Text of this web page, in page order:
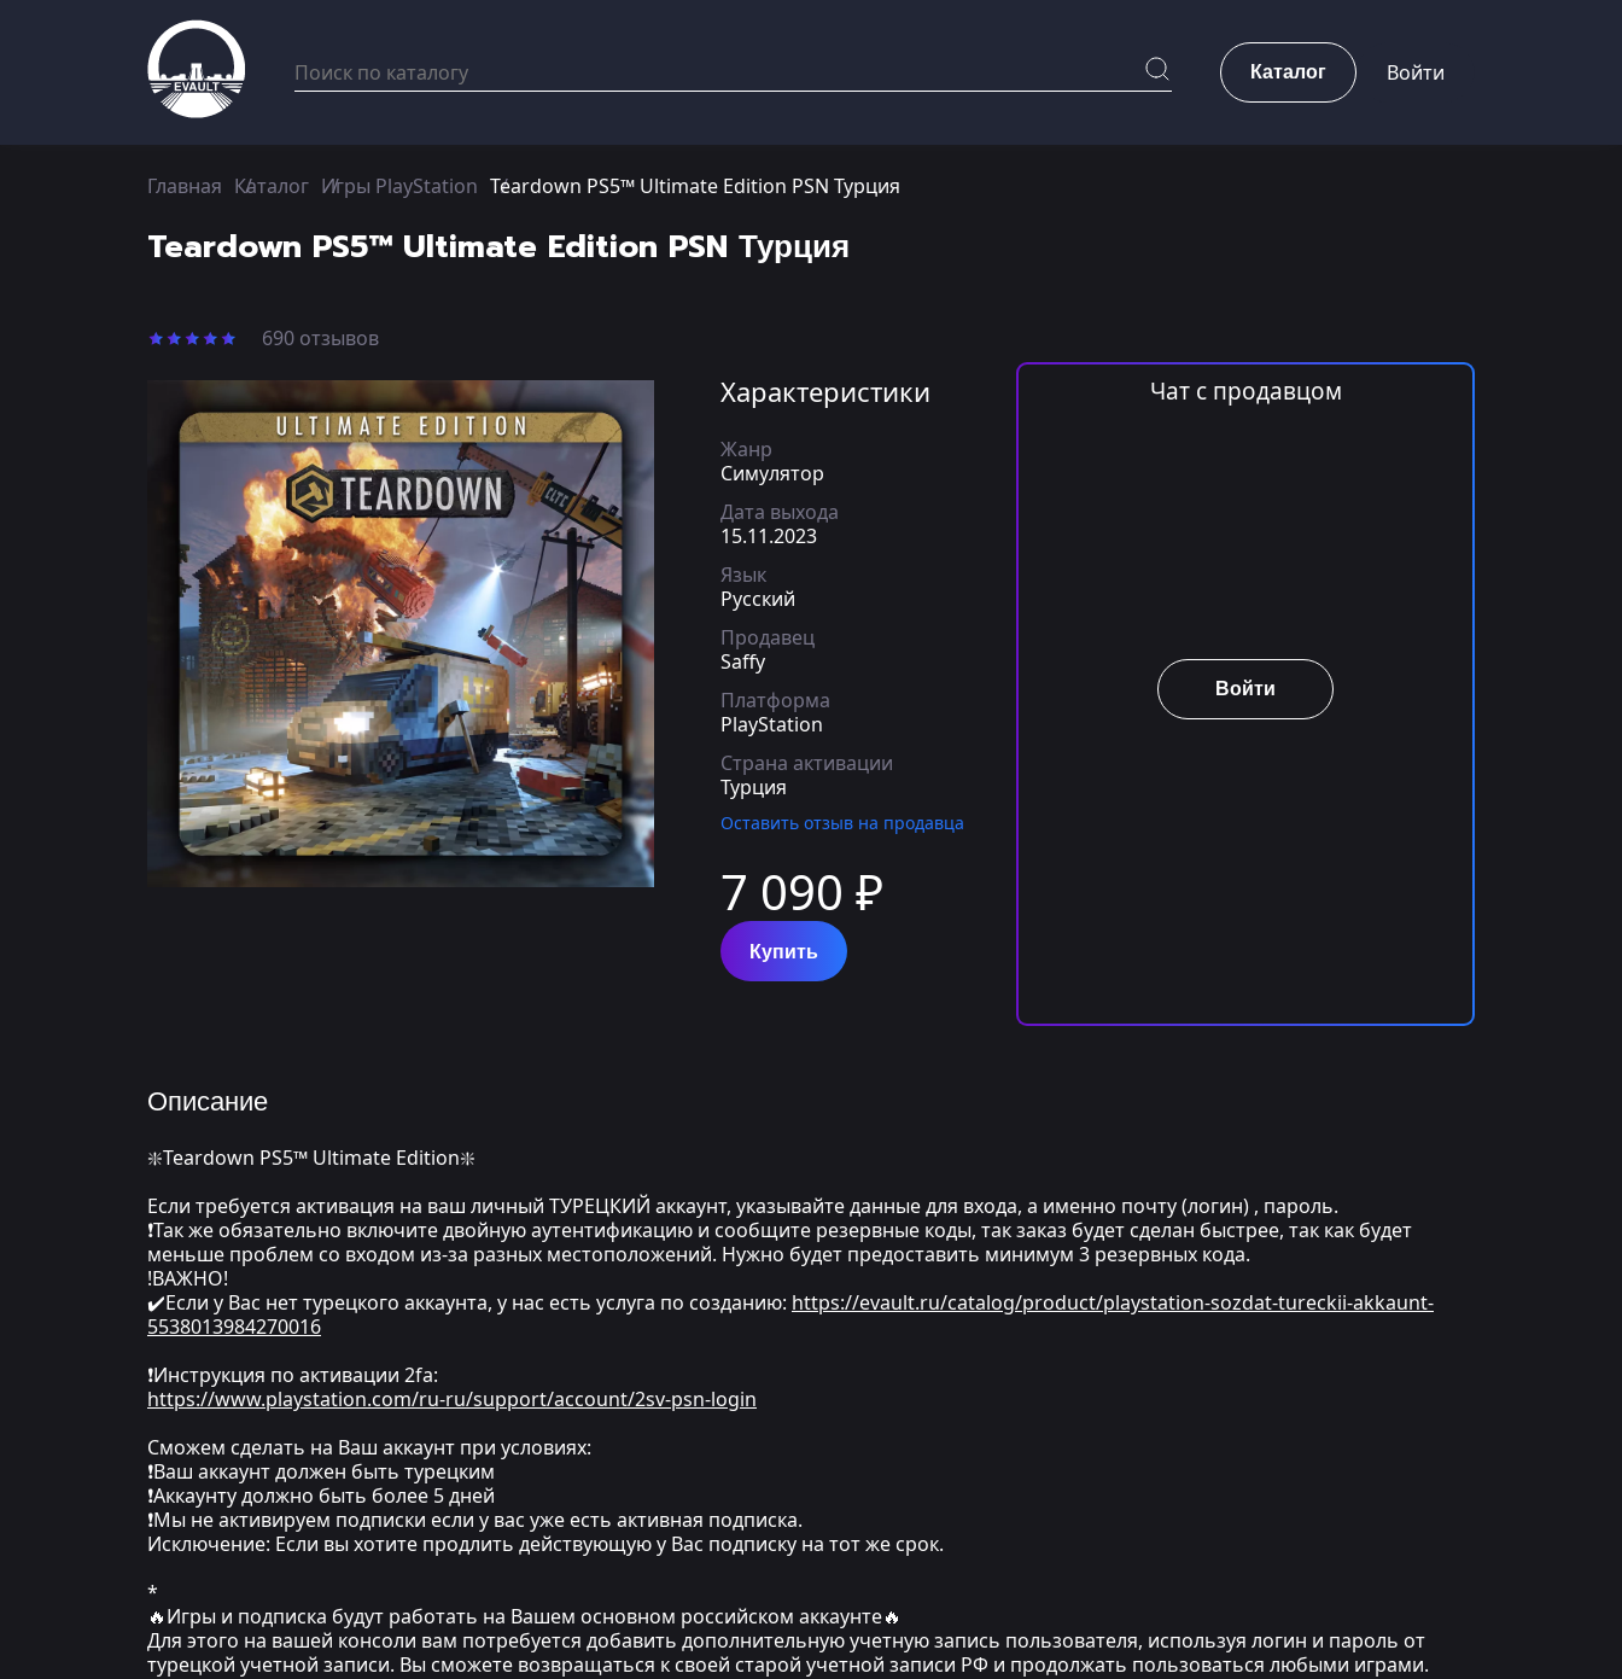
Каталог Войти
Главная Каталог Игры PlayStation Teardown PS5™ Ultimate Edition PSN Турция
Teardown PS5™ Ultimate Edition PSN Турция
690 отзывов
Характеристики
Жанр
Симулятор
Дата выхода
15.11.2023
Язык
Русский
Продавец
Saffy
Платформа
PlayStation
Страна активации
Турция
Оставить отзыв на продавца
7 090 ₽
Купить
Чат с продавцом
Войти
Описание
❇️Teardown PS5™ Ultimate Edition❇️
Если требуется активация на ваш личный ТУРЕЦКИЙ аккаунт, указывайте данные для входа, а именно почту (логин) , пароль.
❗Так же обязательно включите двойную аутентификацию и сообщите резервные коды, так заказ будет сделан быстрее, так как будет
меньше проблем со входом из-за разных местоположений. Нужно будет предоставить минимум 3 резервных кода.
!ВАЖНО!
✔️Если у Вас нет турецкого аккаунта, у нас есть услуга по созданию: https://evault.ru/catalog/product/playstation-sozdat-tureckii-akkaunt-
5538013984270016
❗Инструкция по активации 2fa:
https://www.playstation.com/ru-ru/support/account/2sv-psn-login
Сможем сделать на Ваш аккаунт при условиях:
❗Ваш аккаунт должен быть турецким
❗Аккаунту должно быть более 5 дней
❗Мы не активируем подписки если у вас уже есть активная подписка.
Исключение: Если вы хотите продлить действующую у Вас подписку на тот же срок.
*
🔥Игры и подписка будут работать на Вашем основном российском аккаунте🔥
Для этого на вашей консоли вам потребуется добавить дополнительную учетную запись пользователя, используя логин и пароль от
турецкой учетной записи. Вы сможете возвращаться к своей старой учетной записи РФ и продолжать пользоваться любыми играми.